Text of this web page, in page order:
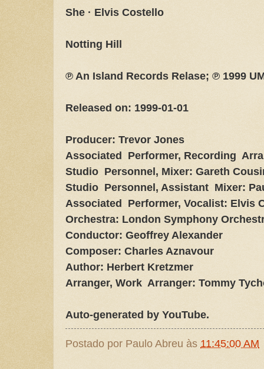
She · Elvis Costello
Notting Hill
℗ An Island Records Relase; ℗ 1999
Released on: 1999-01-01
Producer: Trevor Jones
Associated Performer, Recording
Studio Personnel, Mixer: Gareth
Studio Personnel, Assistant Mixer:
Associated Performer, Vocalist: Elvis
Orchestra: London Symphony
Conductor: Geoffrey Alexander
Composer: Charles Aznavour
Author: Herbert Kretzmer
Arranger, Work Arranger: Tommy
Auto-generated by YouTube.
Postado por Paulo Abreu às 11:45:00 AM